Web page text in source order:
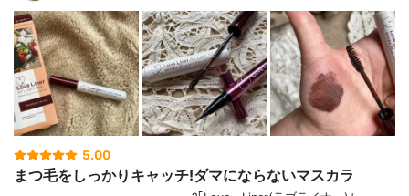
5.00
まつ毛をしっかりキャッチ!ダマにならないマスカラ